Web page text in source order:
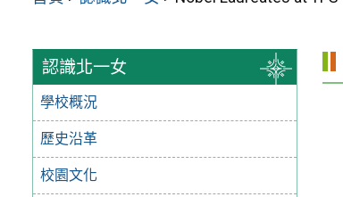
認識北一女
學校概況
歷史沿革
校園文化